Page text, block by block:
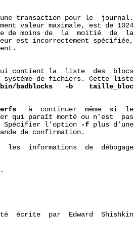
transaction pour le  journal.
valeur maximale, est de 1024
de moins de  la  moitié  de  la
est incorrectement spécifiée,
contient la  liste  des  blocs
de fichiers. Cette liste
badblocks -b
taille_bloc
   à  continuer  même  si  le
qui paraît monté ou n’est  pas
Spécifier l’option
-f plus d’une
de confirmation.
les  informations  de  débogage
écrite  par  Edward  Shishkin